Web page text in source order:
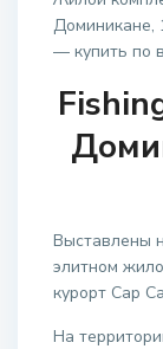
Доминикане,
— купить по
Выставлены
элитном
курорт Cap
На